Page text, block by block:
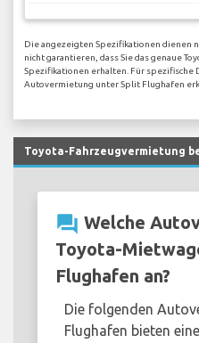
Die angezeigten Spezifikationen dienen
nicht garantieren, dass Sie das genaue
Spezifikationen erhalten. Für
Autovermietung unter Split Flughafen
Toyota-Fahrzeugvermietung
question_answer Welche
Toyota-
Flughafen an?
Die folgenden
Flughafen bieten